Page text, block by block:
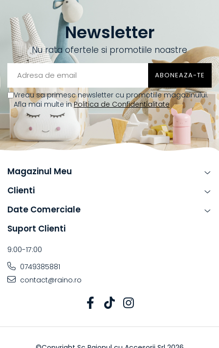
Newsletter
Nu rata ofertele si promotiile noastre
Vreau sa primesc newsletter cu promotiile magazinului.
Afla mai multe inPolitica de Confidentialitate
Magazinul Meu
Clienti
Date Comerciale
Suport Clienti
9:00-17:00
0749385881
contact@raino.ro